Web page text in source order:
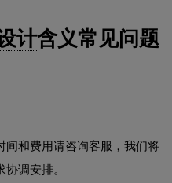
计含义常见问题
间和费用请咨询客服，我们将
调安排。